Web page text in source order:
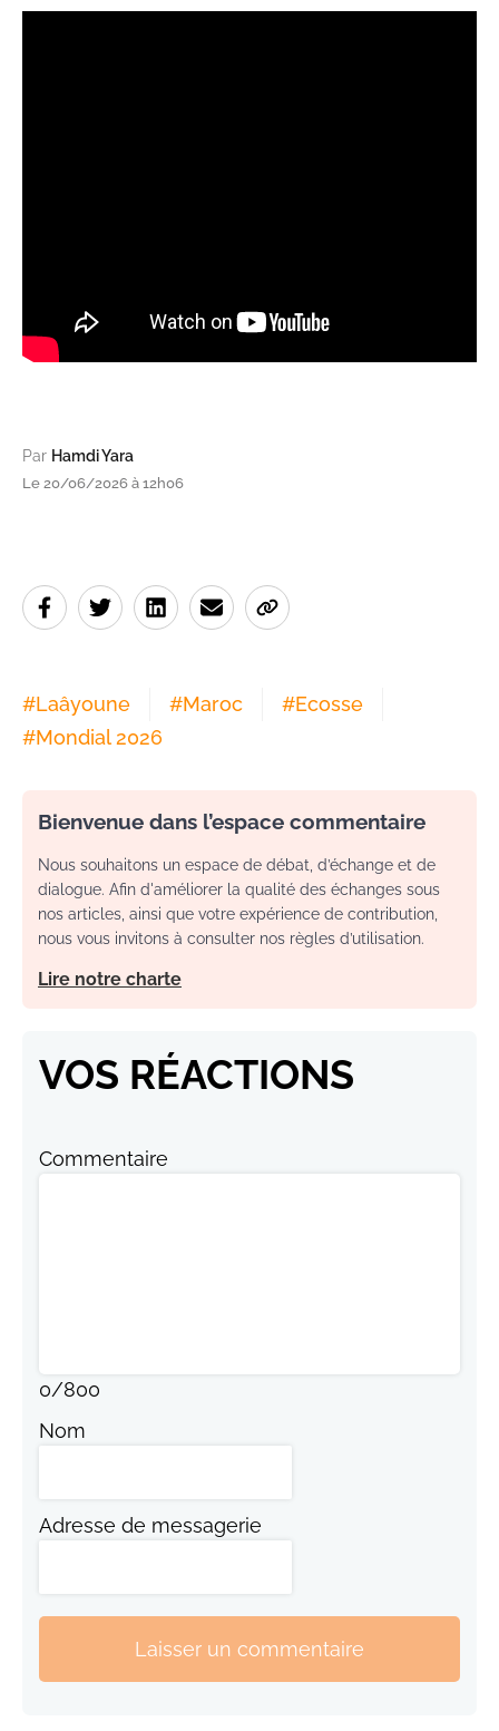
Par Hamdi Yara
Le 20/06/2026 à 12h06
#Laâyoune #Maroc #Ecosse
#Mondial 2026
Bienvenue dans l’espace commentaire
Nous souhaitons un espace de débat, d’échange et de
dialogue. Afin d'améliorer la qualité des échanges sous
nos articles, ainsi que votre expérience de contribution,
nous vous invitons à consulter nos règles d’utilisation.
Lire notre charte
VOS RÉACTIONS
Commentaire
0/800
Nom
Adresse de messagerie
Laisser un commentaire